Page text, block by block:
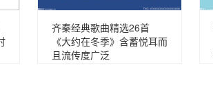
齐秦经典歌曲精选26首
《大约在冬季》含蓄悦耳而
且流传度广泛